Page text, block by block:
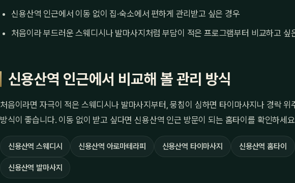
신용산역 인근에서 이동 없이 집·숙소에서 편하게 관리받고 싶은 경우
처음이라 부드러운 스웨디시나 발마사지처럼 부담이 적은 프로그램부터 비교하고 싶
신용산역 인근에서 비교해 볼 관리 방식
처음이라면 자극이 적은 스웨디시나 발마사지부터, 뭉침이 심하면 타이마사지나 경락 위
방식이 좋습니다. 이동 없이 받고 싶다면 신용산역 인근 방문이 되는 홈타이를 확인하세
신용산역 스웨디시 신용산역 아로마테라피 신용산역 타이마사지 신용산역 홈타이
신용산역 발마사지